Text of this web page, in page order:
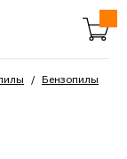
Бензопилы